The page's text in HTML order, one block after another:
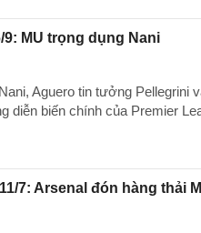
9: MU trọng dụng Nani
Aguero tin tưởng Pellegrini
diễn biến chính của Premier
7: Arsenal đón hàng thải